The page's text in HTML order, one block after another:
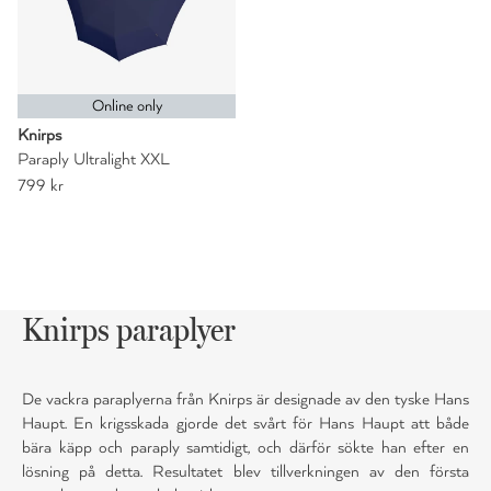
Online only
Knirps
Paraply Ultralight XXL
799 kr
Knirps paraplyer
De vackra paraplyerna från Knirps är designade av den tyske Hans
Haupt. En krigsskada gjorde det svårt för Hans Haupt att både
bära käpp och paraply samtidigt, och därför sökte han efter en
lösning på detta. Resultatet blev tillverkningen av den första